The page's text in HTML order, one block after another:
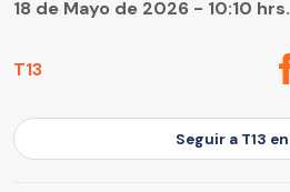
T13
18 de Mayo de 2026 - 10:10 hrs.
Seguir a T13 en